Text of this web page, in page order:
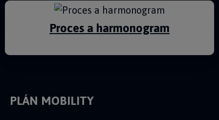
Proces a harmonogram
PLÁN MOBILITY